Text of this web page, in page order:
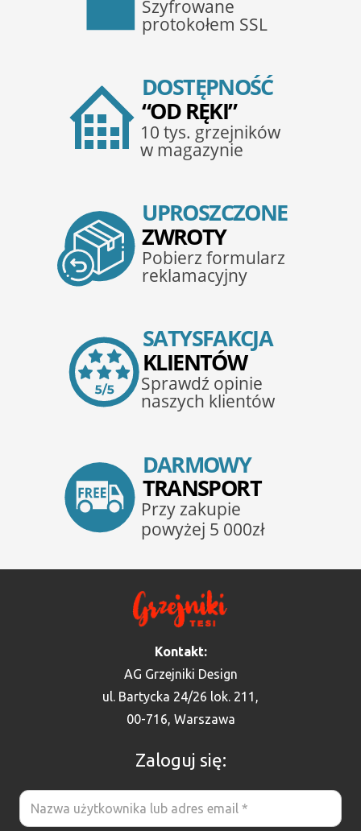
Kontakt:
AG Grzejniki Design
ul. Bartycka 24/26 lok. 211,
00-716, Warszawa
Zaloguj się: